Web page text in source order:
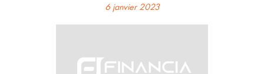
6 janvier 2023